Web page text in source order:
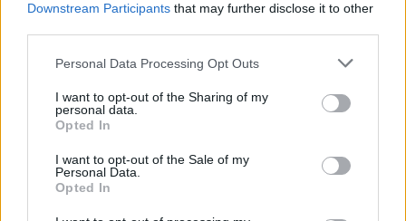
Downstream Participants that may further disclose it to other
Please note that this website/app uses one or more Google
not limited to your visit or usage behaviour. You may click to
grant or deny consent to Google and its third-party tags to
use your data for below specified purposes in below Google
consent section.
Personal Data Processing Opt Outs
I want to opt-out of the Sharing of my
personal data.
Opted In
I want to opt-out of the Sale of my
Personal Data.
Opted In
Impostazioni telefono e avvisi: ecosistema per